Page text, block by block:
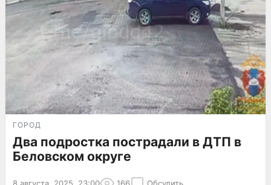
ГОРОД
Два подростка пострадали в ДТП в
Беловском округе